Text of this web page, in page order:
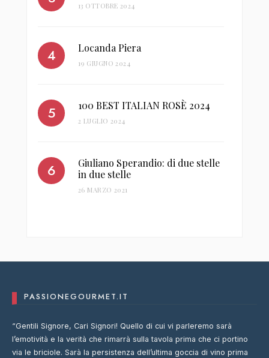
13 OTTOBRE 2024
Locanda Piera
19 GIUGNO 2024
100 BEST ITALIAN ROSÈ 2024
2 LUGLIO 2024
Giuliano Sperandio: di due stelle
in due stelle
26 MARZO 2021
PASSIONEGOURMET.IT
“Gentili Signore, Cari Signori! Quello di cui vi parleremo sarà
l’emotività e la verità che rimarrà sulla tavola prima che ci portino
via le briciole. Sarà la persistenza dell’ultima goccia di vino prima